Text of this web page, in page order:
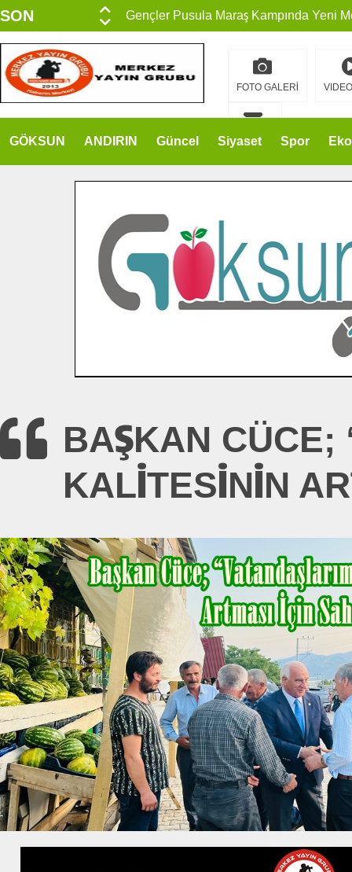
SON
DAKİKA
15 TEMMUZ’DA ŞEHİTLERİMİZ
Büyükşehir, Göksun Kırsalında Ulaşım
İlçe Jandarma Komutanı Karakaya’dan
Bertiz’in Yeni Köprüsünde Sona Doğru.
FOTO GALERİ
İLETİŞİM
GÖKSUN ANDIRIN Güncel Siyaset Spor
BAŞKAN CÜCE;
KALITESININ